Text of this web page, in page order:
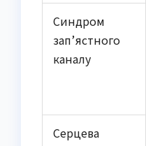
Синдром
зап’ястного
каналу
Серцева